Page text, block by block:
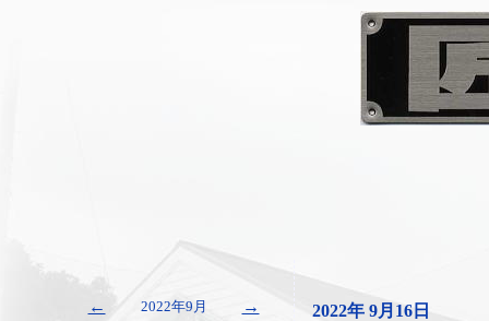
← 2022年9月 → 2022年 9月16日